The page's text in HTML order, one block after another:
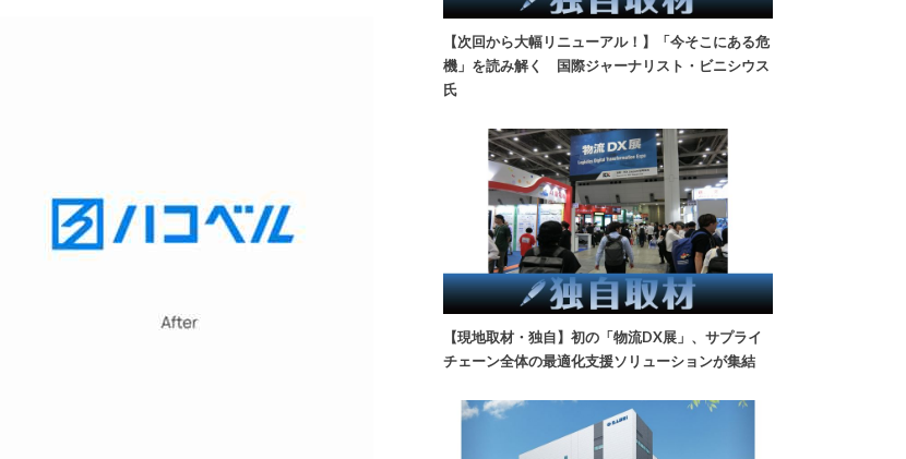
【次回から大幅リニューアル！】「今そこにある危
機」を読み解く 国際ジャーナリスト・ビニシウス
氏
【現地取材・独自】初の「物流DX展」、サプライ
チェーン全体の最適化支援ソリューションが集結